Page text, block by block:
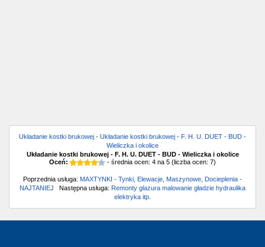
Układanie kostki brukowej - Układanie kostki brukowej - F. H. U. DUET - BUD -
Wieliczka i okolice
Układanie kostki brukowej - F. H. U. DUET - BUD - Wieliczka i okolice
Oceń:
- średnia ocen: 4 na 5 (liczba ocen: 7)
Poprzednia usługa: MAXTYNKI - Tynki, Elewacje, Maszynowe, Docieplenia -
NAJTANIEJ Następna usługa: Remonty glazura malowanie gładzie hydraulika
elektryka itp.